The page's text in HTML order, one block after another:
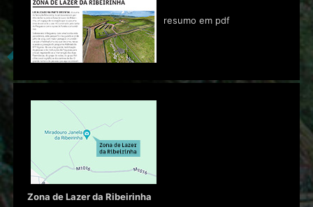
resumo em pdf
Zona de Lazer da Ribeirinha